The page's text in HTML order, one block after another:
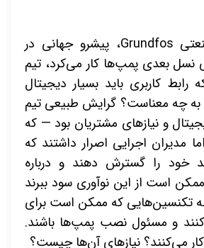
Grundfos، پیشرو جهانی در
نسل بعدی پمپ‌ها کار می‌کرد، تیم
کاربری باید بسیار دیجیتال
به چه معناست؟ گرایش طبیعی تیم
و نیازهای مشتریان بود — که
مدیران اجرایی اصرار داشتند که
خود را گسترش دهند و درباره
است از این نوآوری سود ببرند
تکنسین‌هایی که ممکن است برای
و مسئول نصب پمپ‌ها باشند.
می‌کنند؟ نیازهای آن‌ها چیست؟